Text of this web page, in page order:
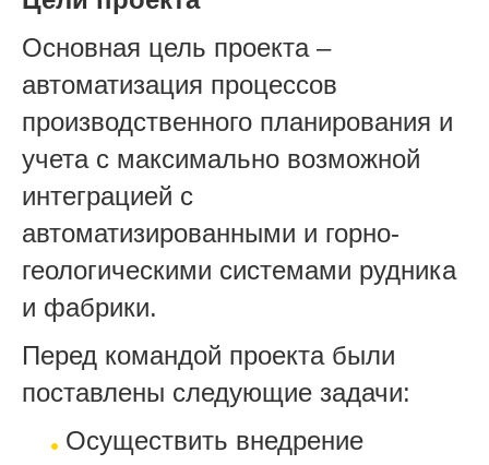
Основная цель проекта –
автоматизация процессов
производственного планирования и
учета с максимально возможной
интеграцией с
автоматизированными и горно-
геологическими системами рудника
и фабрики.
Перед командой проекта были
поставлены следующие задачи:
Осуществить внедрение